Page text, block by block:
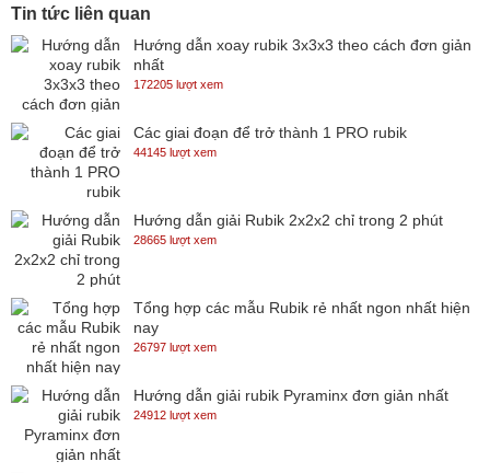
Tin tức liên quan
Hướng dẫn xoay rubik 3x3x3 theo cách đơn giản
nhất
172205 lượt xem
Các giai đoạn để trở thành 1 PRO rubik
44145 lượt xem
Hướng dẫn giải Rubik 2x2x2 chỉ trong 2 phút
28665 lượt xem
Tổng hợp các mẫu Rubik rẻ nhất ngon nhất hiện
nay
26797 lượt xem
Hướng dẫn giải rubik Pyraminx đơn giản nhất
24912 lượt xem